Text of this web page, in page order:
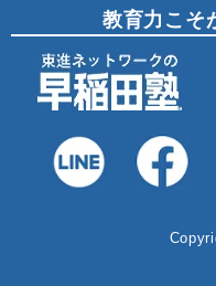
教育力こそ